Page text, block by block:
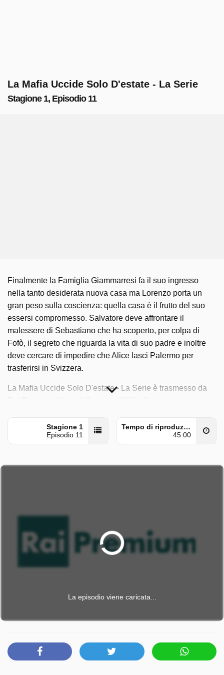
La Mafia Uccide Solo D'estate - La Serie
Stagione 1, Episodio 11
Finalmente la Famiglia Giammarresi fa il suo ingresso
nella tanto desiderata nuova casa ma Lorenzo porta un
gran peso sulla coscienza: quella casa è il frutto del suo
essersi compromesso. Salvatore deve affrontare il
malessere di Sebastiano che ha scoperto, per colpa di
Fofò, il segreto che riguarda la vita di suo padre e inoltre
deve cercare di impedire che Alice lasci Palermo per
trasferirsi in Svizzera.
La Mafia Uccide Solo D'estate - La Serie è trasmesso da
volta il giovedì 3 luglio 2025.
Stagione 1
Episodio 11
Tempo di riproduzione
45:00
La episodio viene caricata...